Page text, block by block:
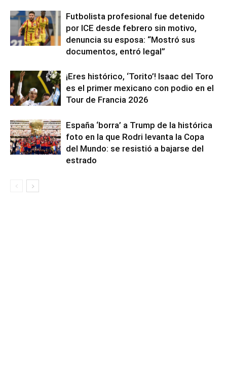
Futbolista profesional fue detenido
por ICE desde febrero sin motivo,
denuncia su esposa: “Mostró sus
documentos, entró legal”
¡Eres histórico, ‘Torito’! Isaac del Toro
es el primer mexicano con podio en el
Tour de Francia 2026
España ‘borra’ a Trump de la histórica
foto en la que Rodri levanta la Copa
del Mundo: se resistió a bajarse del
estrado